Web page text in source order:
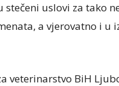
stečeni uslovi za
a vjerovatno i u
veterinarstvo BiH